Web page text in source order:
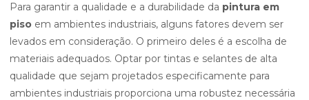
Para garantir a qualidade e a durabilidade da pintura em
piso em ambientes industriais, alguns fatores devem ser
levados em consideração. O primeiro deles é a escolha de
materiais adequados. Optar por tintas e selantes de alta
qualidade que sejam projetados especificamente para
ambientes industriais proporciona uma robustez necessária